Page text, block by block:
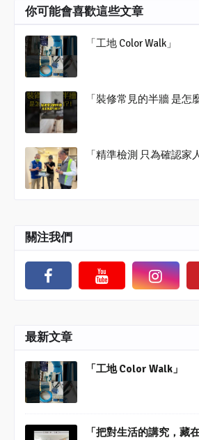
你可能會喜歡這些文章
「工地 Color Walk」
「裝修常見的半牆 是怎
「精準檢測 只為確認家
關注我們
最新文章
「工地 Color Walk」
「把對生活的講究，藏